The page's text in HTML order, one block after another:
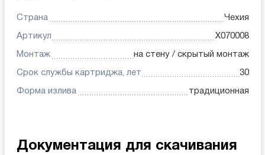
Страна Чехия
Артикул X070008
Монтаж на стену / скрытый монтаж
Срок службы картриджа, лет 30
Форма излива традиционная
Документация для скачивания